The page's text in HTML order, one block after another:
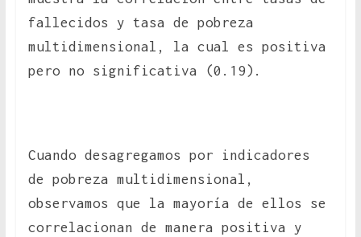
fallecidos y tasa de pobreza
multidimensional, la cual es positiva
pero no significativa (0.19).
Cuando desagregamos por indicadores
de pobreza multidimensional,
observamos que la mayoría de ellos se
correlacionan de manera positiva y